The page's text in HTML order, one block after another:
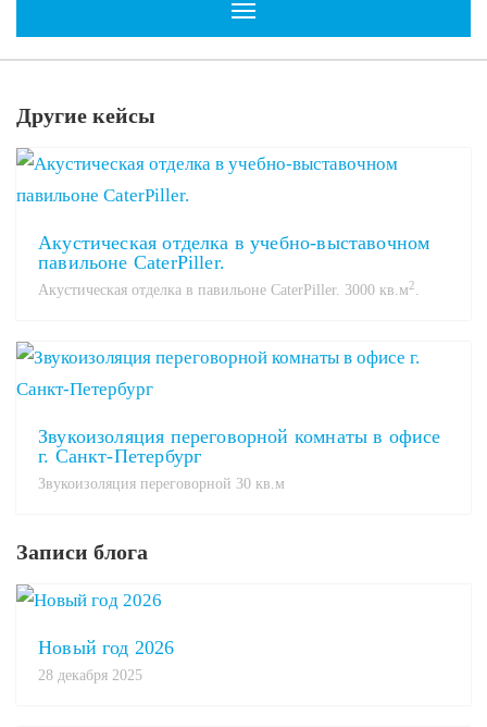
Toggle navigation
Другие кейсы
Акустическая отделка в учебно-выставочном
павильоне CaterPiller.
Акустическая отделка в павильоне CaterPiller. 3000 кв.м2
Звукоизоляция переговорной комнаты в офисе
г. Санкт-Петербург
Звукоизоляция переговорной 30 кв.м
Записи блога
Новый год 2026
28 декабря 2025